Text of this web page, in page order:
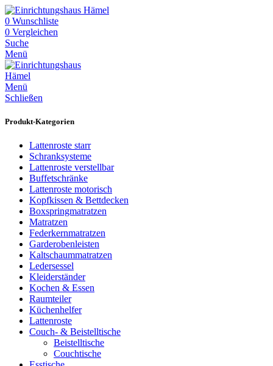
0 Wunschliste
0 Vergleichen
Suche
Menü
Menü
Schließen
Produkt-Kategorien
Lattenroste starr
Schranksysteme
Lattenroste verstellbar
Buffetschränke
Lattenroste motorisch
Kopfkissen & Bettdecken
Boxspringmatratzen
Matratzen
Federkernmatratzen
Garderobenleisten
Kaltschaummatratzen
Ledersessel
Kleiderständer
Kochen & Essen
Raumteiler
Küchenhelfer
Lattenroste
Couch- & Beistelltische
Beistelltische
Couchtische